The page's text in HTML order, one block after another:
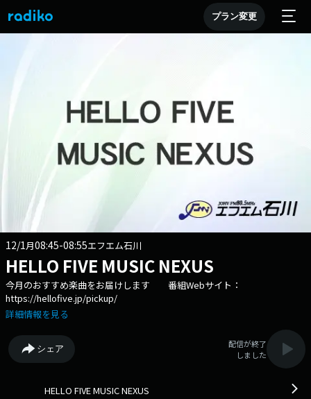
プラン変更
12/1月08:45-08:55エフエム石川
HELLO FIVE MUSIC NEXUS
今月のおすすめ楽曲をお届けします 番組Webサイト：
https://hellofive.jp/pickup/
詳細情報を見る
シェア
配信が終了
しました
HELLO FIVE MUSIC NEXUS